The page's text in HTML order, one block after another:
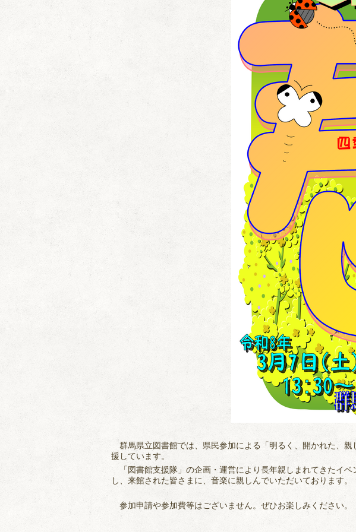
群馬県立図書館では、県民参加による「明るく、開かれた、
援しています。
「図書館支援隊」の企画・運営により長年親しまれてきたイ
し、来館された皆さまに、音楽に親しんでいただいております。
参加申請や参加費等はございません。ぜひお楽しみください。